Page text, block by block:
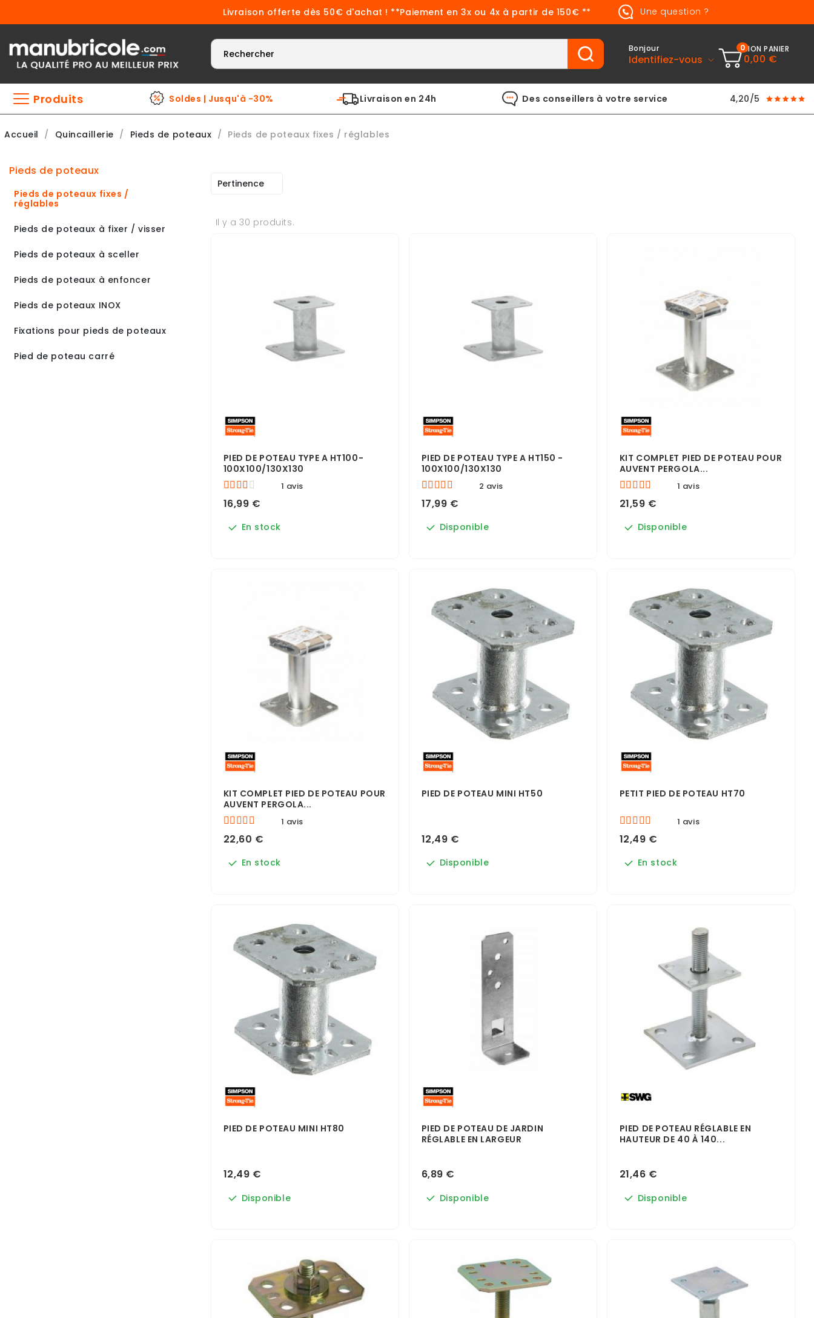
Livraison offerte dès 50€ d'achat ! **Paiement en 3x ou 4x à partir de 150€ ** Une question ?
Bonjour
Identifiez-vous
0MON PANIER
0,00 €
Produits Soldes | Jusqu'à -30% Livraison en 24h Des conseillers à votre service 4,20/5
Accueil Quincaillerie Pieds de poteaux Pieds de poteaux fixes / réglables
pieds de poteaux
Pieds de poteaux fixes /
réglables
Pieds de poteaux à fixer / visser
Pieds de poteaux à sceller
Pieds de poteaux à enfoncer
Pieds de poteaux INOX
Fixations pour pieds de poteaux
Pied de poteau carré
Pertinence
Il y a 30 produits.
PIED DE POTEAU TYPE A HT100-
100X100/130X130
1 avis
16,99 €
En stock
PIED DE POTEAU TYPE A HT150 -
100X100/130X130
2 avis
17,99 €
Disponible
KIT COMPLET PIED DE POTEAU POUR
AUVENT PERGOLA...
1 avis
21,59 €
Disponible
KIT COMPLET PIED DE POTEAU POUR
AUVENT PERGOLA...
1 avis
22,60 €
En stock
PIED DE POTEAU MINI HT50
12,49 €
Disponible
PETIT PIED DE POTEAU HT70
1 avis
12,49 €
En stock
PIED DE POTEAU MINI HT80
12,49 €
Disponible
PIED DE POTEAU DE JARDIN
RÉGLABLE EN LARGEUR
6,89 €
Disponible
PIED DE POTEAU RÉGLABLE EN
HAUTEUR DE 40 À 140...
21,46 €
Disponible